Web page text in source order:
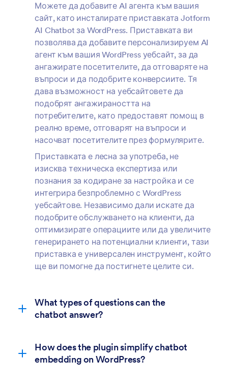
Можете да добавите AI агента към вашия
сайт, като инсталирате приставката Jotform
AI Chatbot за WordPress. Приставката ви
позволява да добавите персонализируем AI
агент към вашия WordPress уебсайт, за да
ангажирате посетителите, да отговаряте на
въпроси и да подобрите конверсиите. Тя
дава възможност на уебсайтовете да
подобрят ангажираността на
потребителите, като предоставят помощ в
реално време, отговарят на въпроси и
насочват посетителите през формулярите.
Приставката е лесна за употреба, не
изисква техническа експертиза или
познания за кодиране за настройка и се
интегрира безпроблемно с WordPress
уебсайтове. Независимо дали искате да
подобрите обслужването на клиенти, да
оптимизирате операциите или да увеличите
генерирането на потенциални клиенти, тази
приставка е универсален инструмент, който
ще ви помогне да постигнете целите си.
What types of questions can the
chatbot answer?
общи често
задавани въпроси
How does the plugin simplify chatbot
embedding on WordPress?